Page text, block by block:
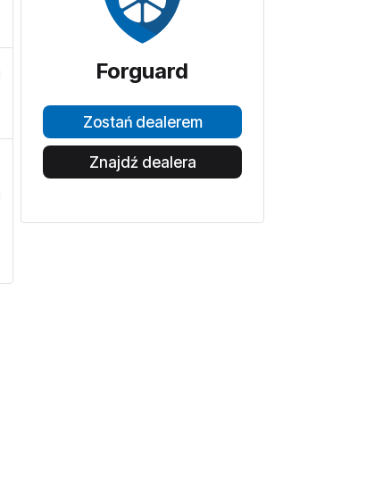
Forguard
Zostań dealerem
Znajdź dealera